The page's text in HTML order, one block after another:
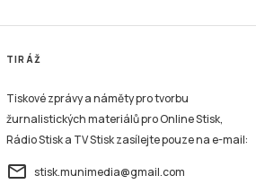
TIRÁŽ
Tiskové zprávy a náměty pro tvorbu
žurnalistických materiálů pro Online Stisk,
Rádio Stisk a TV Stisk zasílejte pouze na e-mail:
email stisk.munimedia@gmail.com